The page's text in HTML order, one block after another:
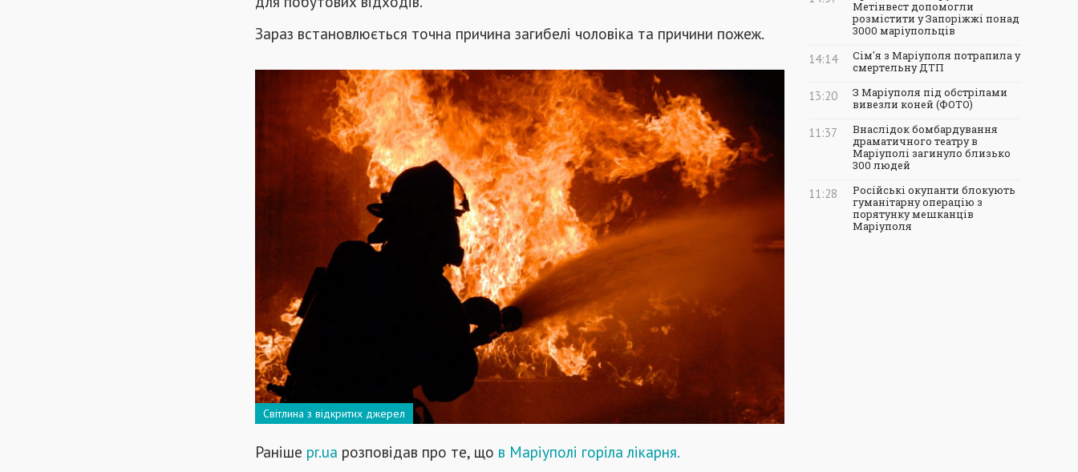
Зараз встановлюється точна причина загибелі чоловіка та причини пожеж.
Світлина з відкритих джерел
Раніше pr.ua розповідав про те, що в Маріуполі горіла лікарня.
Метінвест допомогли
розмістити у Запоріжжі понад
3000 маріупольців
14:14
Сім'я з Маріуполя потрапила у
смертельну ДТП
13:20
З Маріуполя під обстрілами
вивезли коней (ФОТО)
11:37
Внаслідок бомбардування
драматичного театру в
Маріуполі загинуло близько
300 людей
11:28
Російські окупанти блокують
гуманітарну операцію з
порятунку мешканців
Маріуполя